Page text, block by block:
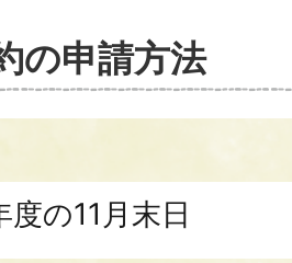
の申請方法
の11月末日